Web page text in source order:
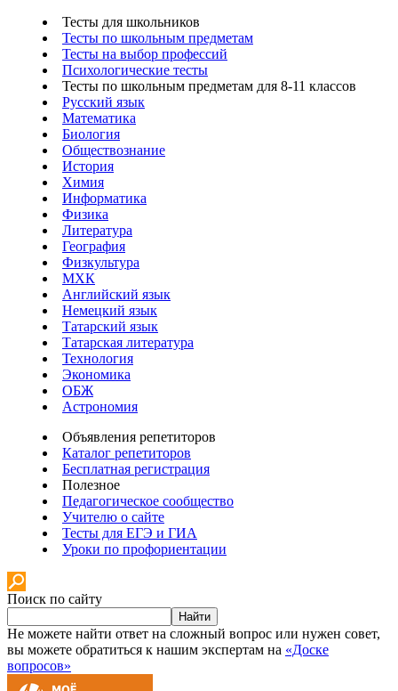
Тесты для школьников
Тесты по школьным предметам
Тесты на выбор профессий
Психологические тесты
Тесты по школьным предметам для 8-11 классов
Русский язык
Математика
Биология
Обществознание
История
Химия
Информатика
Физика
Литература
География
Физкультура
МХК
Английский язык
Немецкий язык
Татарский язык
Татарская литература
Технология
Экономика
ОБЖ
Астрономия
Объявления репетиторов
Каталог репетиторов
Бесплатная регистрация
Полезное
Педагогическое сообщество
Учителю о сайте
Тесты для ЕГЭ и ГИА
Уроки по профориентации
Поиск по сайту
Найти
Не можете найти ответ на сложный вопрос или нужен совет,
вы можете обратиться к нашим экспертам на «Доске
вопросов»